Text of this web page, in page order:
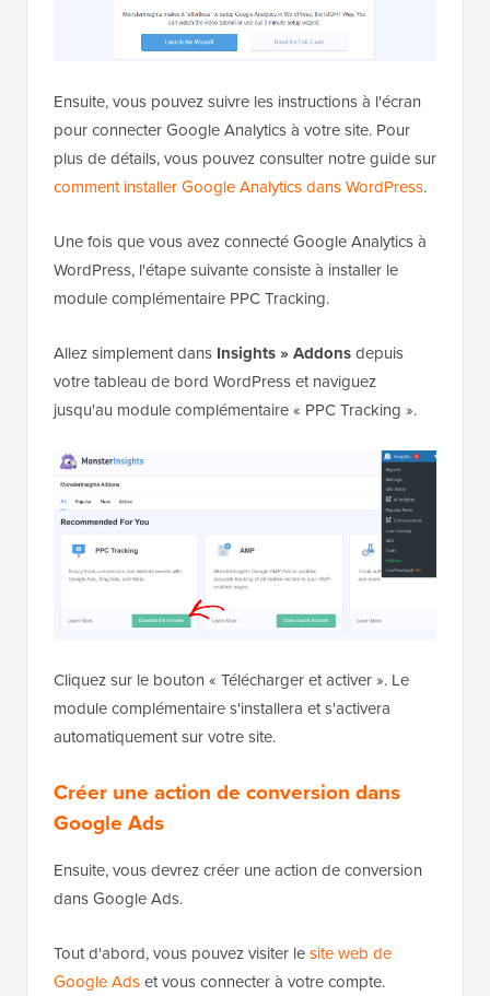
Ensuite, vous pouvez suivre les instructions à l'écran
pour connecter Google Analytics à votre site. Pour
plus de détails, vous pouvez consulter notre guide sur
comment installer Google Analytics dans WordPress.
Une fois que vous avez connecté Google Analytics à
WordPress, l'étape suivante consiste à installer le
module complémentaire PPC Tracking.
Allez simplement dans Insights » Addonsdepuis
votre tableau de bord WordPress et naviguez
jusqu'au module complémentaire « PPC Tracking ».
Cliquez sur le bouton « Télécharger et activer ». Le
module complémentaire s'installera et s'activera
automatiquement sur votre site.
Créer une action de conversion dans
Google Ads
Ensuite, vous devrez créer une action de conversion
dans Google Ads.
Tout d'abord, vous pouvez visiter lesite web de
Google Adset vous connecter à votre compte.